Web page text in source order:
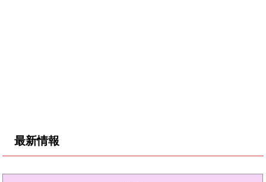
最新情報